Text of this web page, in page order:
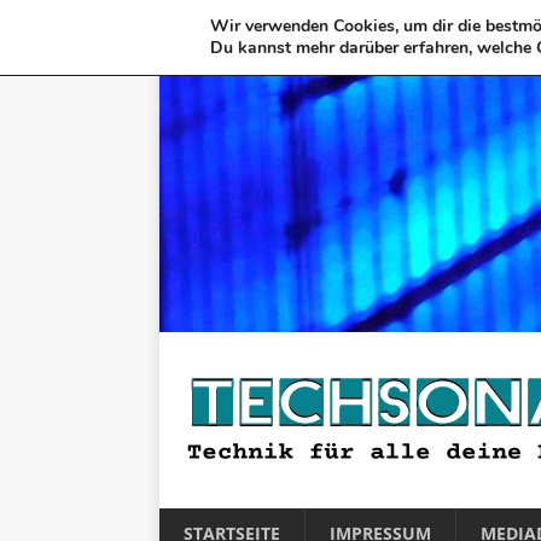
STARTSEITE IMPRESSUM
Wir verwenden Cookies, um dir die
Du kannst mehr darüber erfahren,